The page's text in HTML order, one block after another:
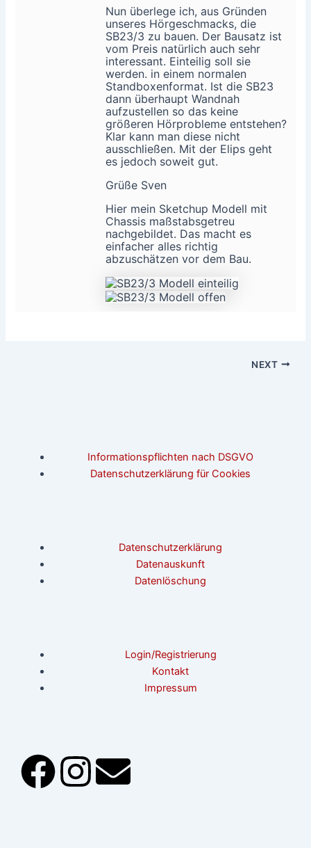
Nun überlege ich, aus Gründen
unseres Hörgeschmacks, die
SB23/3 zu bauen. Der Bausatz ist
vom Preis natürlich auch sehr
interessant. Einteilig soll sie
werden. in einem normalen
Standboxenformat. Ist die SB23
dann überhaupt Wandnah
aufzustellen so das keine
größeren Hörprobleme entstehen?
Klar kann man diese nicht
ausschließen. Mit der Elips geht
es jedoch soweit gut.
Grüße Sven
Hier mein Sketchup Modell mit
Chassis maßstabsgetreu
nachgebildet. Das macht es
einfacher alles richtig
abzuschätzen vor dem Bau.
NEXT
Informationspflichten nach DSGVO
Datenschutzerklärung für Cookies
Datenschutzerklärung
Datenauskunft
Datenlöschung
Login/Registrierung
Kontakt
Impressum
F I
E